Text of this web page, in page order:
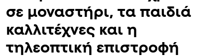
σε μοναστήρι, τα παιδιά
καλλιτέχνες και η
τηλεοπτική επιστροφή